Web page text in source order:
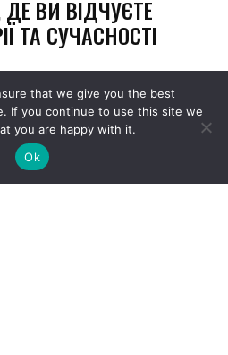
that we give you the best
If you continue to use this site we
you are happy with it.
Ok